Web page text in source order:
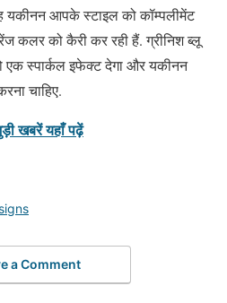
यकीनन आपके स्टाइल को कॉम्पलीमेंट
कलर को कैरी कर रही हैं. ग्रीनिश ब्लू
स्पार्कल इफेक्ट देगा और यकीनन
चाहिए.
खबरें यहाँ पढ़ें
a Comment